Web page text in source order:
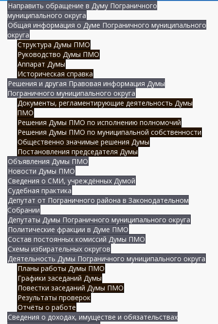
Направить обращение в Думу Пограничного
муниципального округа
Общая информация о Думе Пограничного муниципального
округа
Структура Думы ПМО
Руководство Думы ПМО
Аппарат Думы
Историческая справка
Решения и другая Правовая информация Думы
Пограничного муниципального округа
Документы, регламентирующие деятельность Думы
ПМО
Решения Думы ПМО по исполнению полномочий
Решения Думы ПМО по муниципальной собственности
Общественно значимые решения Думы
Постановления председателя Думы
Объявления Думы ПМО
Новости Думы ПМО
Сведения о СМИ, учреждённых Думой
Судебная практика
Депутат от Пограничного района в Законодательном
Собрании
Депутаты Думы Пограничного муниципального округа
Политические фракции в Думе ПМО
Состав постоянных комиссий Думы ПМО
Схемы избирательных округов
Деятельность Думы Пограничного муниципального округа
Планы работы Думы ПМО
Графики заседаний Думы
Повестки заседаний Думы ПМО
Результаты проверок
Отчёты о работе
Сведения о доходах, имуществе и обязательствах